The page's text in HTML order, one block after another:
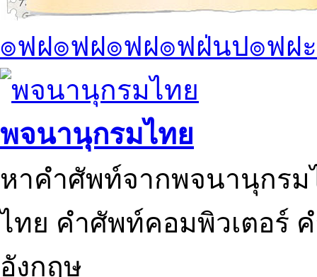
๏ฟฝ๏ฟฝ๏ฟฝ๏ฟฝ่นป๏ฟฝ
พจนานุกรมไทย
หาคำศัพท์จากพจนานุกรม
ไทย คำศัพท์คอมพิวเตอร์
อังกฤษ